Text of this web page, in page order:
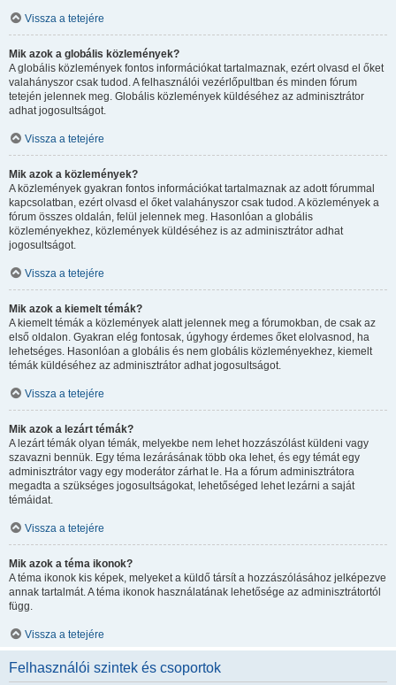
Vissza a tetejére
Mik azok a globális közlemények?
A globális közlemények fontos információkat tartalmaznak, ezért olvasd el őket
valahányszor csak tudod. A felhasználói vezérlőpultban és minden fórum
tetején jelennek meg. Globális közlemények küldéséhez az adminisztrátor
adhat jogosultságot.
Vissza a tetejére
Mik azok a közlemények?
A közlemények gyakran fontos információkat tartalmaznak az adott fórummal
kapcsolatban, ezért olvasd el őket valahányszor csak tudod. A közlemények a
fórum összes oldalán, felül jelennek meg. Hasonlóan a globális
közleményekhez, közlemények küldéséhez is az adminisztrátor adhat
jogosultságot.
Vissza a tetejére
Mik azok a kiemelt témák?
A kiemelt témák a közlemények alatt jelennek meg a fórumokban, de csak az
első oldalon. Gyakran elég fontosak, úgyhogy érdemes őket elolvasnod, ha
lehetséges. Hasonlóan a globális és nem globális közleményekhez, kiemelt
témák küldéséhez az adminisztrátor adhat jogosultságot.
Vissza a tetejére
Mik azok a lezárt témák?
A lezárt témák olyan témák, melyekbe nem lehet hozzászólást küldeni vagy
szavazni bennük. Egy téma lezárásának több oka lehet, és egy témát egy
adminisztrátor vagy egy moderátor zárhat le. Ha a fórum adminisztrátora
megadta a szükséges jogosultságokat, lehetőséged lehet lezárni a saját
témáidat.
Vissza a tetejére
Mik azok a téma ikonok?
A téma ikonok kis képek, melyeket a küldő társít a hozzászólásához jelképezve
annak tartalmát. A téma ikonok használatának lehetősége az adminisztrátortól
függ.
Vissza a tetejére
Felhasználói szintek és csoportok